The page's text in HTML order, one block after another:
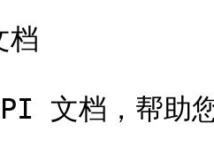
文档，帮